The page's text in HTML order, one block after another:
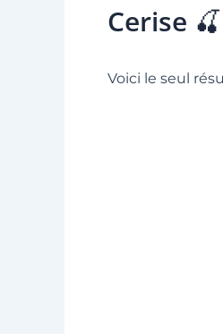
Cerise 🍒
Voici le seul